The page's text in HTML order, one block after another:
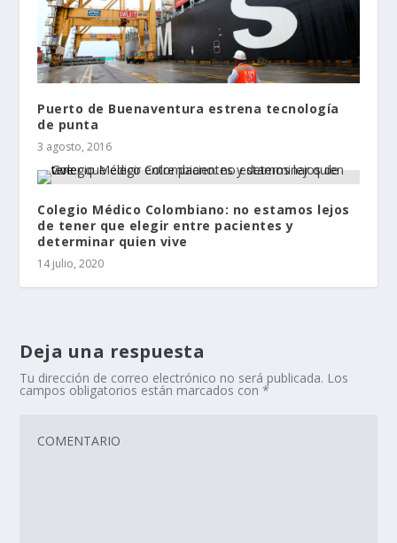
Puerto de Buenaventura estrena tecnología
de punta
3 agosto, 2016
Colegio Médico Colombiano: no estamos lejos
de tener que elegir entre pacientes y
determinar quien vive
14 julio, 2020
Deja una respuesta
Tu dirección de correo electrónico no será publicada. Los
campos obligatorios están marcados con*